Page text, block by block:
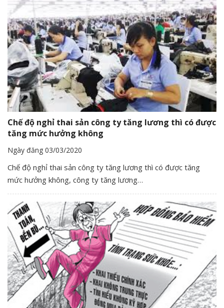
Chế độ nghỉ thai sản công ty tăng lương thì có được
tăng mức hưởng không
Ngày đăng 03/03/2020
Chế độ nghỉ thai sản công ty tăng lương thì có được tăng
mức hưởng không, công ty tăng lương…